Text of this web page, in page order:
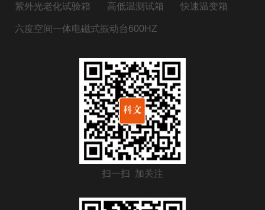
紫外光老化试验箱 高低温测试箱 快速温变箱
六度空间一体电磁式振动台600HZ
扫一扫 加关注